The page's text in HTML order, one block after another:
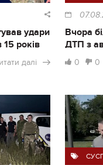
удари
років
далі
Вчора
ДТП з
0 0